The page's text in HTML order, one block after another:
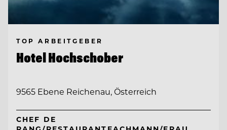
TOP ARBEITGEBER
Hotel Hochschober
9565 Ebene Reichenau, Österreich
CHEF DE